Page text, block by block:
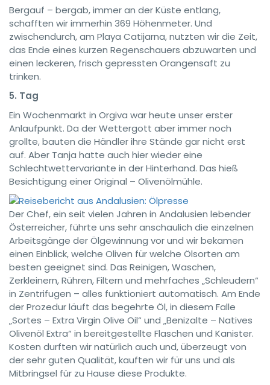
Bergauf – bergab, immer an der Küste entlang,
schafften wir immerhin 369 Höhenmeter. Und
zwischendurch, am Playa Catijarna, nutzten wir die Zeit,
das Ende eines kurzen Regenschauers abzuwarten und
einen leckeren, frisch gepressten Orangensaft zu
trinken.
5. Tag
Ein Wochenmarkt in Orgiva war heute unser erster
Anlaufpunkt. Da der Wettergott aber immer noch
grollte, bauten die Händler ihre Stände gar nicht erst
auf. Aber Tanja hatte auch hier wieder eine
Schlechtwettervariante in der Hinterhand. Das hieß
Besichtigung einer Original – Olivenölmühle.
Der Chef, ein seit vielen Jahren in Andalusien lebender
Österreicher, führte uns sehr anschaulich die einzelnen
Arbeitsgänge der Ölgewinnung vor und wir bekamen
einen Einblick, welche Oliven für welche Ölsorten am
besten geeignet sind. Das Reinigen, Waschen,
Zerkleinern, Rühren, Filtern und mehrfaches „Schleudern“
in Zentrifugen – alles funktioniert automatisch. Am Ende
der Prozedur läuft das begehrte Öl, in diesem Falle
„Sortes – Extra Virgin Olive Oil“ und „Benizalte – Natives
Olivenöl Extra“ in bereitgestellte Flaschen und Kanister.
Kosten durften wir natürlich auch und, überzeugt von
der sehr guten Qualität, kauften wir für uns und als
Mitbringsel für zu Hause diese Produkte.